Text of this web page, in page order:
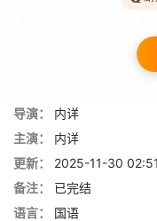
导演：
内详
主演：
内详
更新：
2025-11-30 02:51
备注：
已完结
语言：
国语